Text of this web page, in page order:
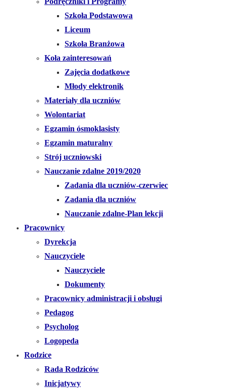
Szkoła Podstawowa
Liceum
Szkoła Branżowa
Koła zainteresowań
Zajęcia dodatkowe
Młody elektronik
Materiały dla uczniów
Wolontariat
Egzamin ósmoklasisty
Egzamin maturalny
Strój uczniowski
Nauczanie zdalne 2019/2020
Zadania dla uczniów-czerwiec
Zadania dla uczniów
Nauczanie zdalne-Plan lekcji
Pracownicy
Dyrekcja
Nauczyciele
Nauczyciele
Dokumenty
Pracownicy administracji i obsługi
Pedagog
Psycholog
Logopeda
Rodzice
Rada Rodziców
Inicjatywy